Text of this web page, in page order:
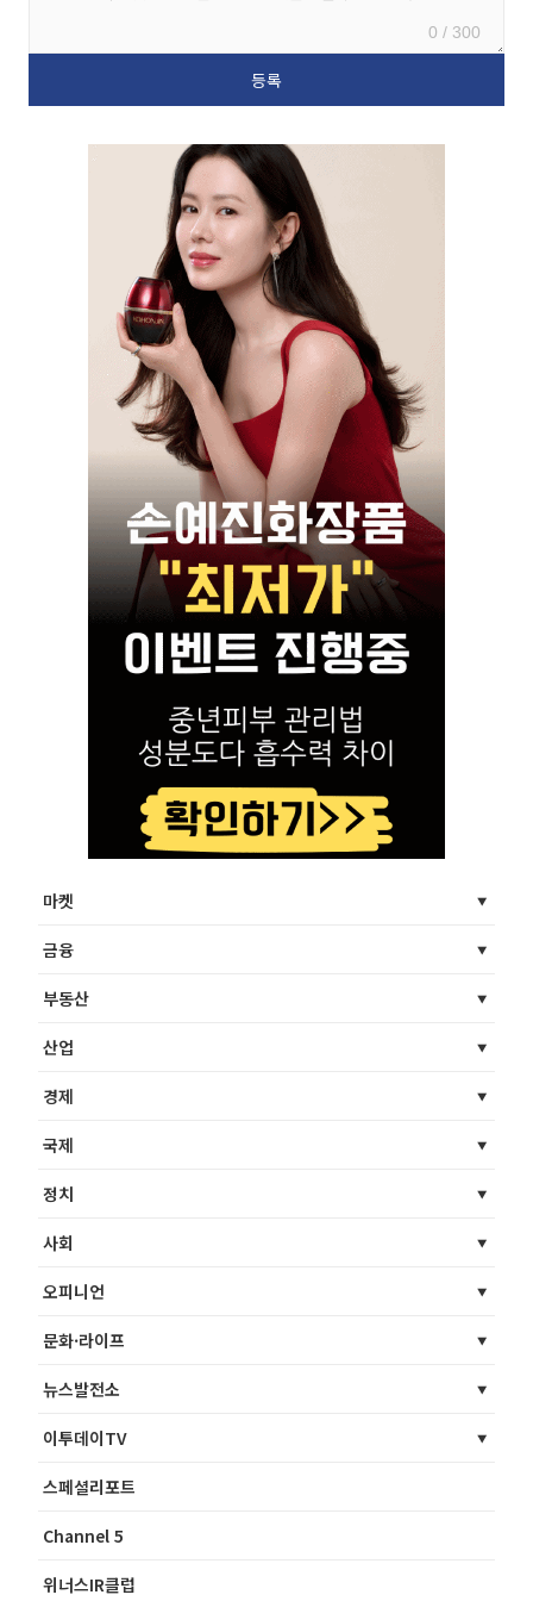
0 / 300
마켓
금융
부동산
산업
경제
국제
정치
사회
오피니언
문화·라이프
뉴스발전소
이투데이TV
스페셜리포트
Channel 5
위너스IR클럽